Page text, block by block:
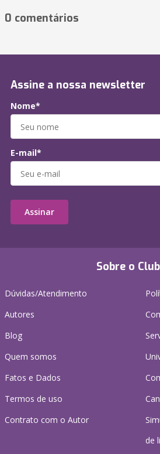
0 comentários
Sobre o
Dúvidas/Atendimento
Autores
Blog
Quem somos
Fatos e Dados
Termos de uso
Contrato com o Autor
de
Assine a nossa newsletter
Nome*
E-mail*
Assinar